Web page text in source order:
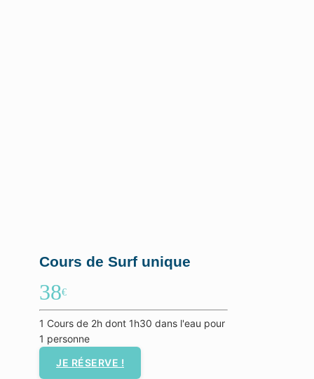
Cours de Surf unique
38€
1 Cours de 2h dont 1h30 dans l'eau pour
1 personne
JE RÉSERVE !